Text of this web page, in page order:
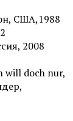
США,1988
2008
will doch nur,